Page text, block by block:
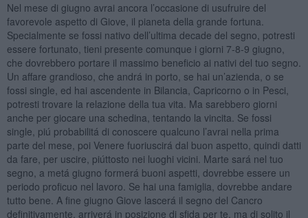
Nel mese di giugno avrai ancora l’occasione di usufruire del
favorevole aspetto di Giove, il pianeta della grande fortuna.
Specialmente se fossi nativo dell’ultima decade del segno, potresti
essere fortunato, tieni presente comunque i giorni 7-8-9 giugno,
che dovrebbero portare il massimo beneficio ai nativi del tuo segno.
Un affare grandioso, che andrá in porto, se hai un’azienda, o se
fossi single, ed hai ascendente in Bilancia, Capricorno o in Pesci,
potresti trovare la relazione della tua vita. Ma sarebbero giorni
anche per giocare una schedina, tentando la vincita. Se fossi
single, piú probabilitá di conoscere qualcuno l’avrai nella prima
parte del mese, poi Venere fuoriuscirá dal buon aspetto, quindi datti
da fare, per uscire, piúttosto nei luoghi vicini. Marte sará nel tuo
segno, a metá giugno formerá buoni aspetti, dovrebbe essere un
periodo proficuo nel lavoro. Se hai una famiglia, dovrebbe andare
tutto bene. A fine giugno Giove lascerá il segno del Cancro
definitivamente, arriverá in posizione di sfida per te, ma di solito il